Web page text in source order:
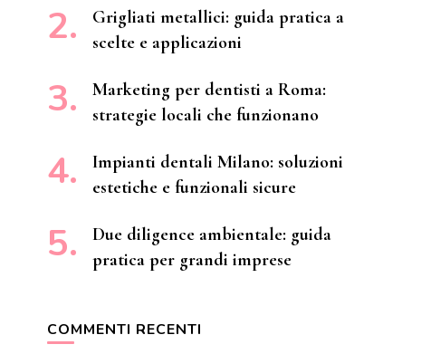
Grigliati metallici: guida pratica a
scelte e applicazioni
Marketing per dentisti a Roma:
strategie locali che funzionano
Impianti dentali Milano: soluzioni
estetiche e funzionali sicure
Due diligence ambientale: guida
pratica per grandi imprese
COMMENTI RECENTI